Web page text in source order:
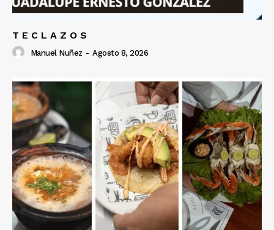
T E C L A Z O S
Manuel Nuñez - Agosto 8, 2026